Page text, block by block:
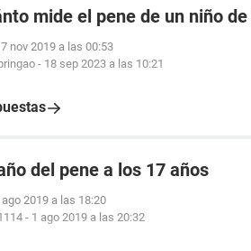
mide el pene de un niño
7 nov 2019 a las 00:53
- 18 sep 2023 a las 10:21
del pene a los 17 años
ago 2019 a las 18:20
- 1 ago 2019 a las 20:32